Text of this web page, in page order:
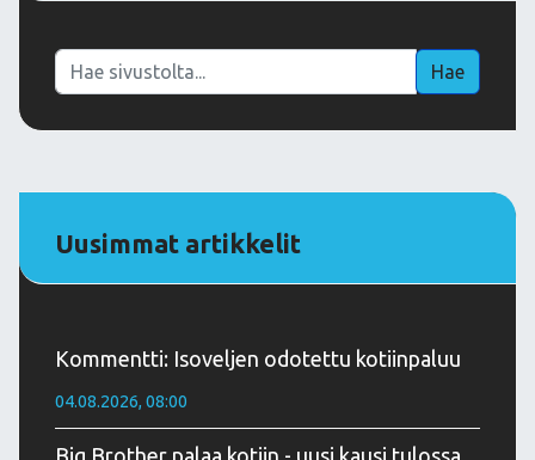
Haku Hae
Uusimmat artikkelit
Kommentti: Isoveljen odotettu kotiinpaluu
04.08.2026, 08:00
Big Brother palaa kotiin - uusi kausi tulossa